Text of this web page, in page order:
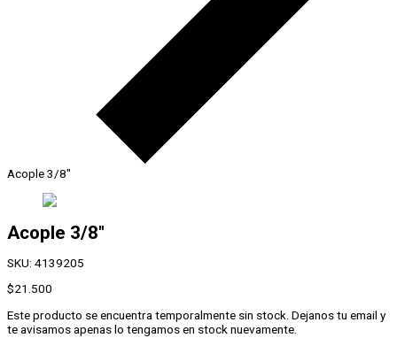
Acople 3/8″
Acople 3/8"
SKU: 4139205
$21.500
Este producto se encuentra temporalmente sin stock. Dejanos tu email y
te avisamos apenas lo tengamos en stock nuevamente.